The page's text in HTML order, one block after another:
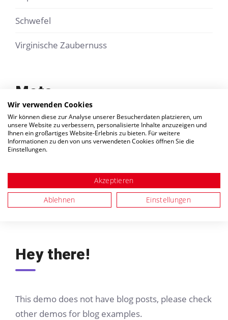
Schwefel
Virginische Zaubernuss
Meta
Anmelden
WordPress.org
Hey there!
This demo does not have blog posts, please check
other demos for blog examples.
Wir verwenden Cookies
Wir können diese zur Analyse unserer Besucherdaten platzieren, um
unsere Website zu verbessern, personalisierte Inhalte anzuzeigen und
Ihnen ein großartiges Website-Erlebnis zu bieten. Für weitere
Informationen zu den von uns verwendeten Cookies öffnen Sie die
Einstellungen.
Akzeptieren
Ablehnen
Einstellungen